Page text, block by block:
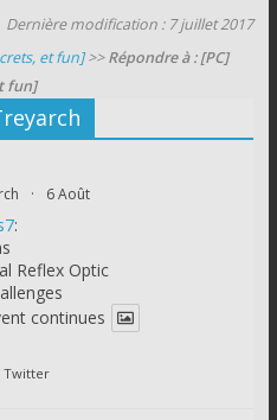
Dernière modification : 7 juillet 2017
et fun]>>Répondre à : [PC]
fun]
· 6 Août
:
Reflex Optic
continues
Twitter